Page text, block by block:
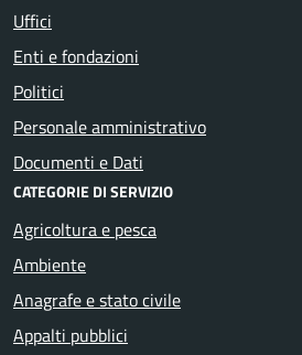
Uffici
Enti e fondazioni
Politici
Personale amministrativo
Documenti e Dati
CATEGORIE DI SERVIZIO
Agricoltura e pesca
Ambiente
Anagrafe e stato civile
Appalti pubblici